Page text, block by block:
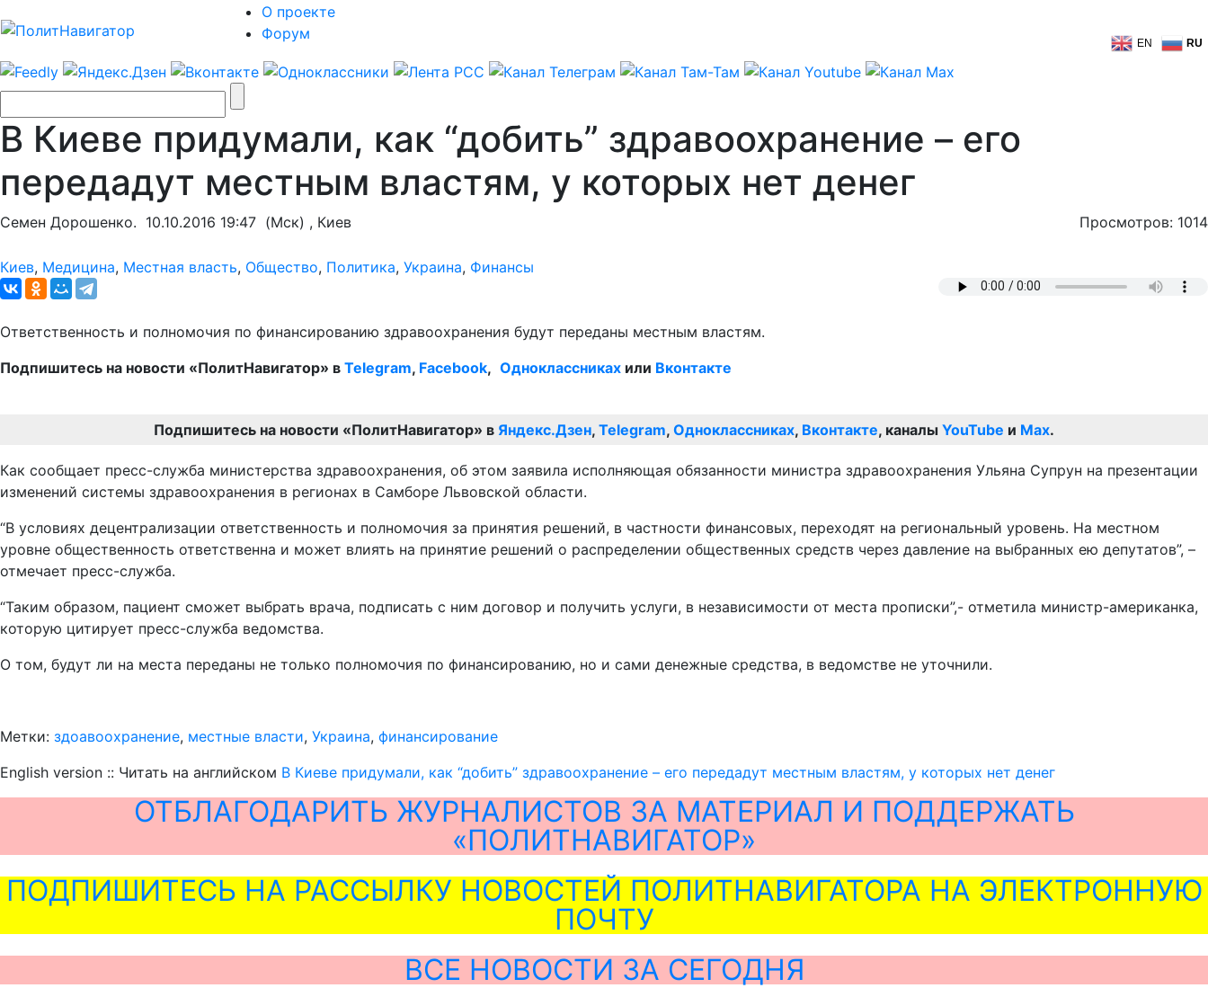
О проекте
Форум
EN RU
В Киеве придумали, как “добить” здравоохранение – его
передадут местным властям, у которых нет денег
Семен Дорошенко. 10.10.2016 19:47 (Мск) , Киев Просмотров: 1014
Киев, Медицина, Местная власть, Общество, Политика, Украина, Финансы
Ответственность и полномочия по финансированию здравоохранения будут переданы местным властям.
Подпишитесь на новости «ПолитНавигатор» в Telegram, Facebook, Одноклассниках или Вконтакте
Подпишитесь на новости «ПолитНавигатор» в Яндекс.Дзен, Telegram, Одноклассниках, Вконтакте, каналы YouTube и Max.
Как сообщает пресс-служба министерства здравоохранения, об этом заявила исполняющая обязанности министра здравоохранения Ульяна Супрун на презентации
изменений системы здравоохранения в регионах в Самборе Львовской области.
“В условиях децентрализации ответственность и полномочия за принятия решений, в частности финансовых, переходят на региональный уровень. На местном
уровне общественность ответственна и может влиять на принятие решений о распределении общественных средств через давление на выбранных ею депутатов”, –
отмечает пресс-служба.
“Таким образом, пациент сможет выбрать врача, подписать с ним договор и получить услуги, в независимости от места прописки”,- отметила министр-американка,
которую цитирует пресс-служба ведомства.
О том, будут ли на места переданы не только полномочия по финансированию, но и сами денежные средства, в ведомстве не уточнили.
Метки: здоавоохранение, местные власти, Украина, финансирование
English version :: Читать на английском В Киеве придумали, как “добить” здравоохранение – его передадут местным властям, у которых нет денег
ОТБЛАГОДАРИТЬ ЖУРНАЛИСТОВ ЗА МАТЕРИАЛ И ПОДДЕРЖАТЬ
«ПОЛИТНАВИГАТОР»
ПОДПИШИТЕСЬ НА РАССЫЛКУ НОВОСТЕЙ ПОЛИТНАВИГАТОРА НА ЭЛЕКТРОННУЮ
ПОЧТУ
ВСЕ НОВОСТИ ЗА СЕГОДНЯ